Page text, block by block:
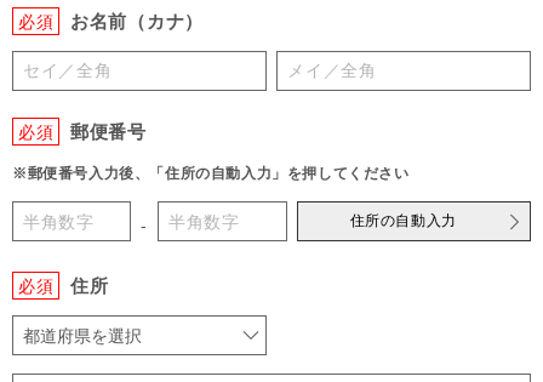
必須 お名前（カナ）
必須 郵便番号
※郵便番号入力後、「住所の自動入力」を押してください
- 住所の自動入力
必須 住所
都道府県を選択